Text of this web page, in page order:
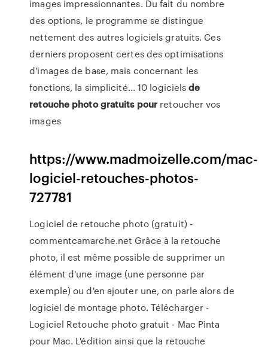
images impressionnantes. Du fait du nombre
des options, le programme se distingue
nettement des autres logiciels gratuits. Ces
derniers proposent certes des optimisations
d'images de base, mais concernant les
fonctions, la simplicité... 10 logicielsde
retouche photo gratuits pour retoucher vos
images
https://www.madmoizelle.com/mac-
logiciel-retouches-photos-
727781
Logiciel de retouche photo (gratuit) -
commentcamarche.net Grâce à la retouche
photo, il est même possible de supprimer un
élément d'une image (une personne par
exemple) ou d'en ajouter une, on parle alors de
logiciel de montage photo. Télécharger -
Logiciel Retouche photo gratuit - Mac Pinta
pour Mac. L'édition ainsi que la retouche